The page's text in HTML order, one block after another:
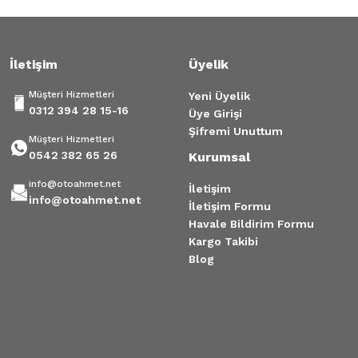
İletişim
Müşteri Hizmetleri
0312 394 28 15-16
Müşteri Hizmetleri
0542 382 65 26
info@otoahmet.net
info@otoahmet.net
Üyelik
Yeni Üyelik
Üye Girişi
Şifremi Unuttum
Kurumsal
İletişim
İletişim Formu
Havale Bildirim Formu
Kargo Takibi
Blog